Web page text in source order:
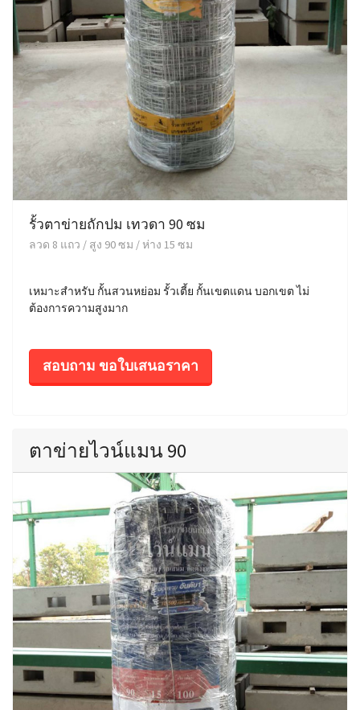
รั้วตาข่ายถักปม เทวดา 90 ซม
ลวด 8 แถว / สูง 90 ซม / ห่าง 15 ซม
เหมาะสำหรับ กั้นสวนหย่อม รั้วเตี้ย กั้นเขตแดน บอกเขต ไม่
ต้องการความสูงมาก
สอบถาม ขอใบเสนอราคา
ตาข่ายไวน์แมน 90